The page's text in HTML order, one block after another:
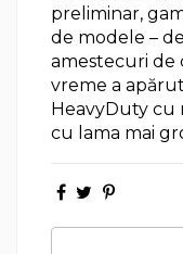
preliminar,
de modele –
amestecuri de
vreme a
HeavyDuty cu
cu lama mai